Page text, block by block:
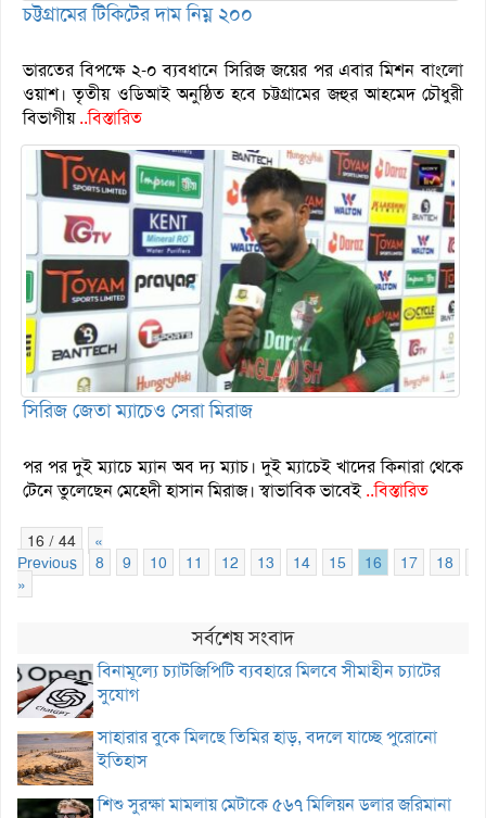
চট্টগ্রামের টিকিটের দাম নিম্ন ২০০
ভারতের বিপক্ষে ২-০ ব্যবধানে সিরিজ জয়ের পর এবার মিশন বাংলাে
ওয়াশ। তৃতীয় ওডিআই অনুষ্ঠিত হবে চট্টগ্রামের জহুর আহমেদ চৌধুরী
বিভাগীয়..বিস্তারিত
সিরিজ জেতা ম্যাচেও সেরা মিরাজ
পর পর দুই ম্যাচে ম্যান অব দ্য ম্যাচ। দুই ম্যাচেই খাদের কিনারা থেকে
টেনে তুলেছেন মেহেদী হাসান মিরাজ। স্বাভাবিক ভাবেই..বিস্তারিত
16 / 44
«
Previous
8 9 10 11 12 13 14 15 16 17 18
»
সর্বশেষ সংবাদ
বিনামূল্যে চ্যাটজিপিটি ব্যবহারে মিলবে সীমাহীন চ্যাটের
সুযোগ
সাহারার বুকে মিলছে তিমির হাড়, বদলে যাচ্ছে পুরোনো
ইতিহাস
শিশু সুরক্ষা মামলায় মেটাকে ৫৬৭ মিলিয়ন ডলার জরিমানা